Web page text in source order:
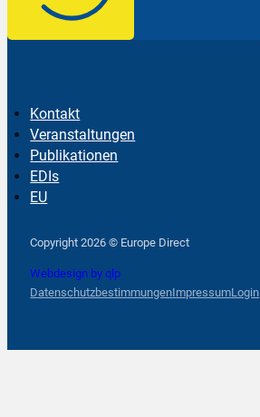
Kontakt
Veranstaltungen
Publikationen
EDIs
EU
Copyright 2026 © Europe Direct
Webdesign by qlp
DatenschutzbestimmungenImpressumLogin